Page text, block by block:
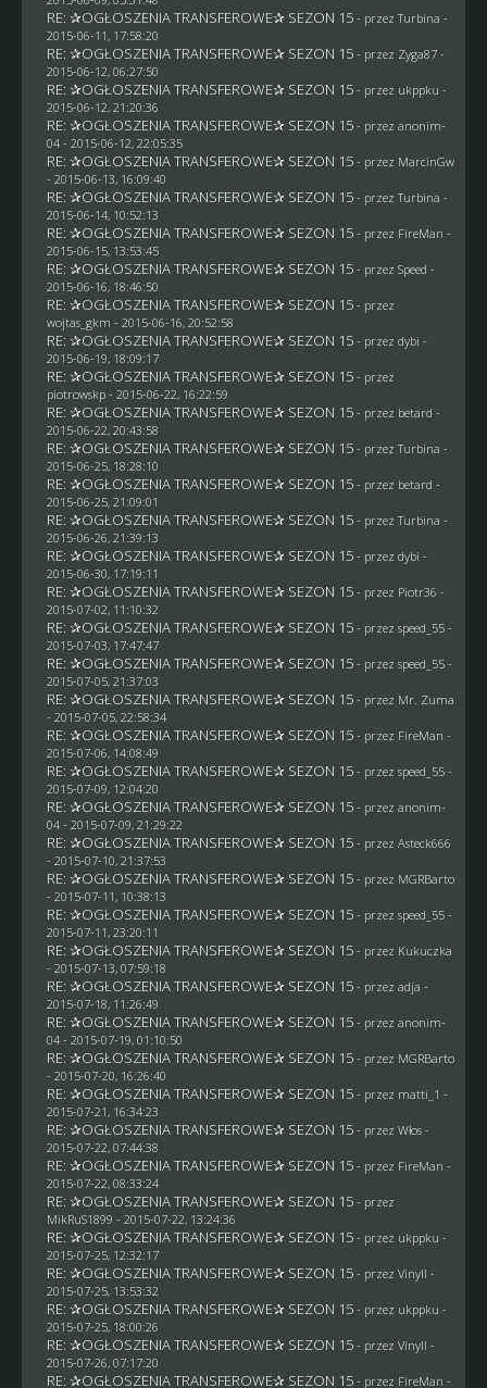
RE: ✰OGŁOSZENIA TRANSFEROWE✰ SEZON 15 - przez Turbina -
2015-06-11, 17:58:20
RE: ✰OGŁOSZENIA TRANSFEROWE✰ SEZON 15 - przez Zyga87-
2015-06-12, 06:27:50
RE: ✰OGŁOSZENIA TRANSFEROWE✰ SEZON 15 - przez ukppku -
2015-06-12, 21:20:36
RE: ✰OGŁOSZENIA TRANSFEROWE✰ SEZON 15 - przez anonim-
04- 2015-06-12, 22:05:35
RE: ✰OGŁOSZENIA TRANSFEROWE✰ SEZON 15 - przez MarcinGw
- 2015-06-13, 16:09:40
RE: ✰OGŁOSZENIA TRANSFEROWE✰ SEZON 15 - przez Turbina -
2015-06-14, 10:52:13
RE: ✰OGŁOSZENIA TRANSFEROWE✰ SEZON 15 - przez FireMan -
2015-06-15, 13:53:45
RE: ✰OGŁOSZENIA TRANSFEROWE✰ SEZON 15 - przez Speed -
2015-06-16, 18:46:50
RE: ✰OGŁOSZENIA TRANSFEROWE✰ SEZON 15 - przez
wojtas_gkm - 2015-06-16, 20:52:58
RE: ✰OGŁOSZENIA TRANSFEROWE✰ SEZON 15 - przez dybi -
2015-06-19, 18:09:17
RE: ✰OGŁOSZENIA TRANSFEROWE✰ SEZON 15 - przez
piotrowskp- 2015-06-22, 16:22:59
RE: ✰OGŁOSZENIA TRANSFEROWE✰ SEZON 15 - przez betard -
2015-06-22, 20:43:58
RE: ✰OGŁOSZENIA TRANSFEROWE✰ SEZON 15 - przez Turbina -
2015-06-25, 18:28:10
RE: ✰OGŁOSZENIA TRANSFEROWE✰ SEZON 15 - przez betard -
2015-06-25, 21:09:01
RE: ✰OGŁOSZENIA TRANSFEROWE✰ SEZON 15 - przez Turbina -
2015-06-26, 21:39:13
RE: ✰OGŁOSZENIA TRANSFEROWE✰ SEZON 15 - przez dybi -
2015-06-30, 17:19:11
RE: ✰OGŁOSZENIA TRANSFEROWE✰ SEZON 15 - przez Piotr36 -
2015-07-02, 11:10:32
RE: ✰OGŁOSZENIA TRANSFEROWE✰ SEZON 15 - przez speed_55 -
2015-07-03, 17:47:47
RE: ✰OGŁOSZENIA TRANSFEROWE✰ SEZON 15 - przez speed_55 -
2015-07-05, 21:37:03
RE: ✰OGŁOSZENIA TRANSFEROWE✰ SEZON 15 - przez Mr. Zuma
- 2015-07-05, 22:58:34
RE: ✰OGŁOSZENIA TRANSFEROWE✰ SEZON 15 - przez FireMan -
2015-07-06, 14:08:49
RE: ✰OGŁOSZENIA TRANSFEROWE✰ SEZON 15 - przez speed_55 -
2015-07-09, 12:04:20
RE: ✰OGŁOSZENIA TRANSFEROWE✰ SEZON 15 - przez anonim-
04- 2015-07-09, 21:29:22
RE: ✰OGŁOSZENIA TRANSFEROWE✰ SEZON 15 - przez Asteck666
- 2015-07-10, 21:37:53
RE: ✰OGŁOSZENIA TRANSFEROWE✰ SEZON 15 - przez MGRBarto
- 2015-07-11, 10:38:13
RE: ✰OGŁOSZENIA TRANSFEROWE✰ SEZON 15 - przez speed_55 -
2015-07-11, 23:20:11
RE: ✰OGŁOSZENIA TRANSFEROWE✰ SEZON 15 - przez Kukuczka
- 2015-07-13, 07:59:18
RE: ✰OGŁOSZENIA TRANSFEROWE✰ SEZON 15 - przez adja -
2015-07-18, 11:26:49
RE: ✰OGŁOSZENIA TRANSFEROWE✰ SEZON 15 - przez anonim-
04- 2015-07-19, 01:10:50
RE: ✰OGŁOSZENIA TRANSFEROWE✰ SEZON 15 - przez MGRBarto
- 2015-07-20, 16:26:40
RE: ✰OGŁOSZENIA TRANSFEROWE✰ SEZON 15 - przez matti_1 -
2015-07-21, 16:34:23
RE: ✰OGŁOSZENIA TRANSFEROWE✰ SEZON 15 - przez Włos-
2015-07-22, 07:44:38
RE: ✰OGŁOSZENIA TRANSFEROWE✰ SEZON 15 - przez FireMan -
2015-07-22, 08:33:24
RE: ✰OGŁOSZENIA TRANSFEROWE✰ SEZON 15 - przez
MikRuS1899 - 2015-07-22, 13:24:36
RE: ✰OGŁOSZENIA TRANSFEROWE✰ SEZON 15 - przez ukppku -
2015-07-25, 12:32:17
RE: ✰OGŁOSZENIA TRANSFEROWE✰ SEZON 15 - przez Vinyll -
2015-07-25, 13:53:32
RE: ✰OGŁOSZENIA TRANSFEROWE✰ SEZON 15 - przez ukppku -
2015-07-25, 18:00:26
RE: ✰OGŁOSZENIA TRANSFEROWE✰ SEZON 15 - przez Vinyll -
2015-07-26, 07:17:20
RE: ✰OGŁOSZENIA TRANSFEROWE✰ SEZON 15 - przez FireMan -